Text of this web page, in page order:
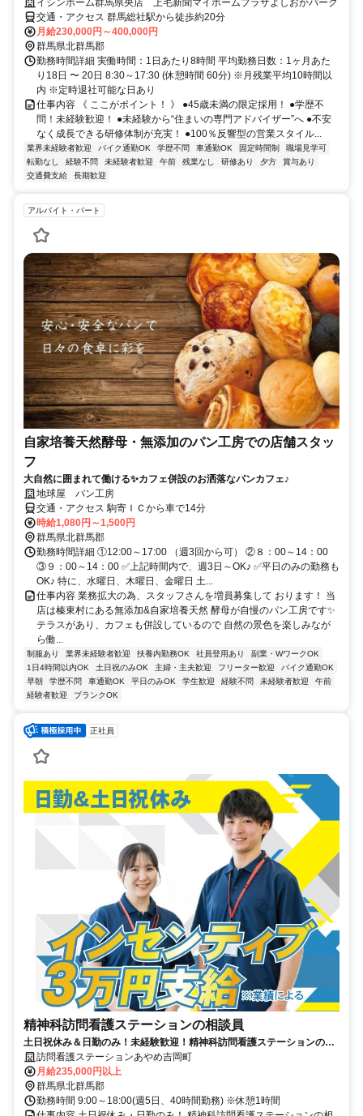
イシンホーム群馬県央店 上毛新聞マイホームプラザよしおかパーク
交通・アクセス 群馬総社駅から徒歩約20分
月給230,000円～400,000円
群馬県北群馬郡
勤務時間詳細 実働時間：1日あたり8時間 平均勤務日数：1ヶ月あた
り18日 〜 20日 8:30～17:30 (休憩時間 60分) ※月残業平均10時間以
内 ※定時退社可能な日あり
仕事内容 《 ここがポイント！ 》 ●45歳未満の限定採用！ ●学歴不
問！未経験歓迎！ ●未経験から“住まいの専門アドバイザー”へ ●不安
なく成長できる研修体制が充実！ ●100％反響型の営業スタイル...
業界未経験者歓迎 バイク通勤OK 学歴不問 車通勤OK 固定時間制
職場見学可
転勤なし
経験不問 未経験者歓迎 午前 残業なし 研修あり 夕方
賞与あり
交通費支給
長期歓迎
アルバイト・パート
自家培養天然酵母・無添加のパン工房での店舗スタッ
フ
大自然に囲まれて働ける✨カフェ併設のお洒落なパンカフェ♪
地球屋 パン工房
交通・アクセス 駒寄ＩＣから車で14分
時給1,080円～1,500円
群馬県北群馬郡
勤務時間詳細 ①12:00～17:00 （週3回から可） ②８：00～14：00
③９：00～14：00 ✅上記時間内で、週3日～OK♪ ✅平日のみの勤務も
OK♪ 特に、水曜日、木曜日、金曜日 土...
仕事内容 業務拡大の為、スタッフさんを増員募集して おります！ 当
店は榛東村にある無添加&自家培養天然 酵母が自慢のパン工房です✨
テラスがあり、カフェも併設しているので 自然の景色を楽しみなが
ら働...
制服あり 業界未経験者歓迎 扶養内勤務OK 社員登用あり
副業・WワークOK
1日4時間以内OK
土日祝のみOK 主婦・主夫歓迎 フリーター歓迎
バイク通勤OK
早朝
学歴不問 車通勤OK 平日のみOK 学生歓迎 経験不問 未経験者歓迎
午前
経験者歓迎
ブランクOK
正社員
精神科訪問看護ステーションの相談員
土日祝休み＆日勤のみ！未経験歓迎！精神科訪問看護ステーションの相
談員【医療行為なし】
訪問看護ステーションあやめ吉岡町
月給235,000円以上
群馬県北群馬郡
勤務時間 9:00～18:00(週5日、40時間勤務) ※休憩1時間